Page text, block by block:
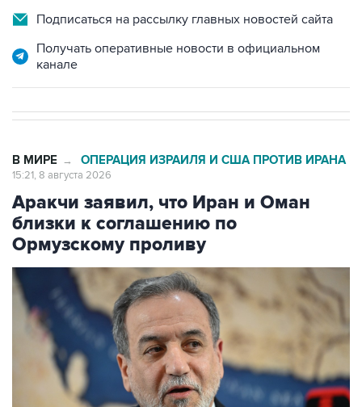
Подписаться на рассылку главных новостей сайта
Получать оперативные новости в официальном
канале
В МИРЕ → ОПЕРАЦИЯ ИЗРАИЛЯ И США ПРОТИВ ИРАНА
15:21, 8 августа 2026
Аракчи заявил, что Иран и Оман
близки к соглашению по
Ормузскому проливу